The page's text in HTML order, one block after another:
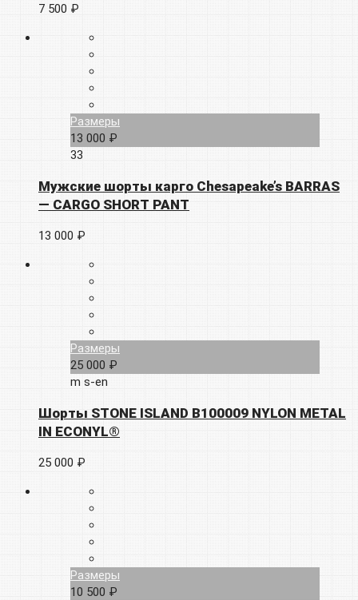
7 500 ₽
Размеры
13 000 ₽
33
Мужские шорты карго Chesapeake’s BARRAS
— CARGO SHORT PANT
13 000 ₽
Размеры
25 000 ₽
m s-en
Шорты STONE ISLAND B100009 NYLON METAL
IN ECONYL®
25 000 ₽
Размеры
10 500 ₽